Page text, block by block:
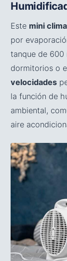
Este mini
por
tanque de 600
dormitorios o
velocidades
la función de
ambiental,
aire